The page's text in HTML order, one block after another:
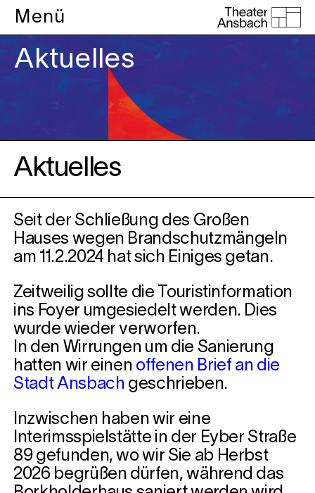
Menü
Aktuelles
Aktuelles
Seit der Schließung des Großen
Hauses wegen Brandschutzmängeln
am 11.2.2024 hat sich Einiges getan.
Zeitweilig sollte die Touristinformation
ins Foyer umgesiedelt werden. Dies
wurde wieder verworfen.
In den Wirrungen um die Sanierung
hatten wir einen offenen Brief an die
Stadt Ansbach geschrieben.
Inzwischen haben wir eine
Interimsspielstätte in der Eyber Straße
89 gefunden, wo wir Sie ab Herbst
2026 begrüßen dürfen, während das